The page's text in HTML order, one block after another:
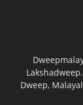
Dweep,